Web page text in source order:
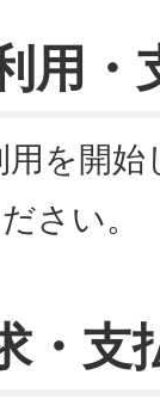
用・
を開
さい。
・支